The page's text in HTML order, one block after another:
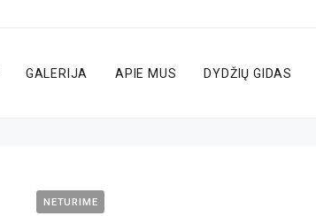
GALERIJA APIE MUS DYDŽIŲ GIDAS
NETURIME